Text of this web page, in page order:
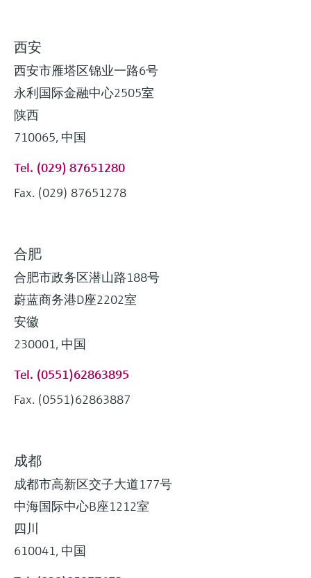
西安
西安市雁塔区锦业一路6号
永利国际金融中心2505室
陕西
710065, 中国
Tel. (029) 87651280
Fax. (029) 87651278
合肥
合肥市政务区潜山路188号
蔚蓝商务港D座2202室
安徽
230001, 中国
Tel. (0551)62863895
Fax. (0551)62863887
成都
成都市高新区交子大道177号
中海国际中心B座1212室
四川
610041, 中国